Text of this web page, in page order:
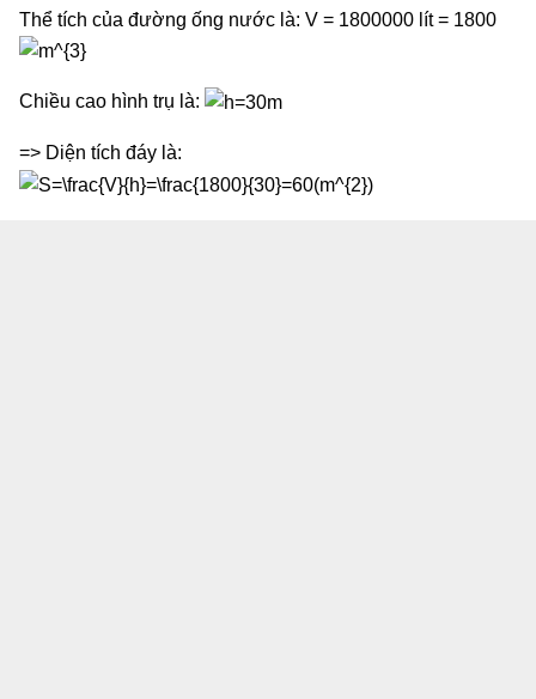
Thể tích của đường ống nước là: V = 1800000 lít = 1800
Chiều cao hình trụ là:
=> Diện tích đáy là: